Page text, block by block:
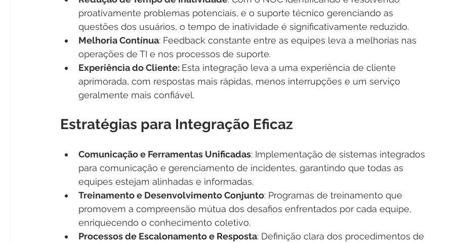
proativamente problemas potenciais, e o suporte técnico gerenciando as
questões dos usuários, o tempo de inatividade é significativamente reduzido.
Melhoria Contínua: Feedback constante entre as equipes leva a melhorias nas
operações de TI e nos processos de suporte.
Experiência do Cliente: Esta integração leva a uma experiência de cliente
aprimorada, com respostas mais rápidas, menos interrupções e um serviço
geralmente mais confiável.
Estratégias para Integração Eficaz
Comunicação e Ferramentas Unificadas: Implementação de sistemas integrados
para comunicação e gerenciamento de incidentes, garantindo que todas as
equipes estejam alinhadas e informadas.
Treinamento e Desenvolvimento Conjunto: Programas de treinamento que
promovem a compreensão mútua dos desafios enfrentados por cada equipe,
enriquecendo o conhecimento coletivo.
Processos de Escalonamento e Resposta: Definição clara dos procedimentos de